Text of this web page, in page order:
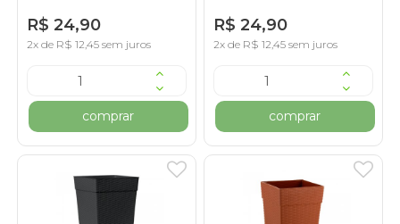
R$ 24,90
2x de R$ 12,45 sem juros
comprar
R$ 24,90
2x de R$ 12,45 sem juros
comprar